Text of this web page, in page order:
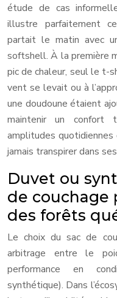
étude de cas
illustre parfaitement
partait le matin avec
softshell. À la première
pic de chaleur, seul le t-
vent se levait ou à
une doudoune étaient
maintenir un confort
amplitudes quotidiennes
jamais transpirer dans
Duvet ou
de couchage
des forêts
Le choix du sac de
arbitrage entre le
performance en
synthétique). Dans